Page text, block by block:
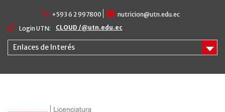
content
+593 6 2 997800
nutricion@utn.edu.ec
Login UTN:
CLOUD /@utn.edu.ec
Enlaces de Interés